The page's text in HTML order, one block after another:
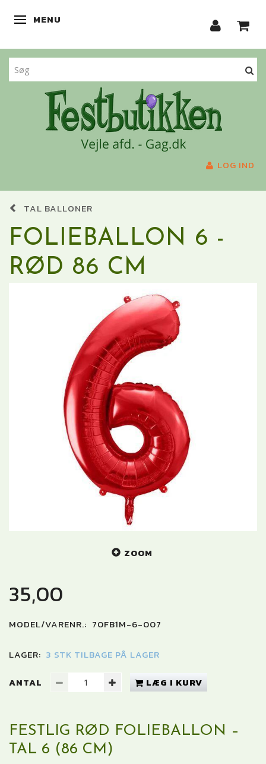
SKIFTE NAVIGATION
MENU
LOG IND
TAL BALLONER
FOLIEBALLON 6 -
RØD 86 CM
ZOOM
35,00
MODEL/VARENR.: 70FB1M-6-007
LAGER: 3 STK TILBAGE PÅ LAGER
ANTAL LÆG I KURV
FESTLIG RØD FOLIEBALLON –
TAL 6 (86 CM)